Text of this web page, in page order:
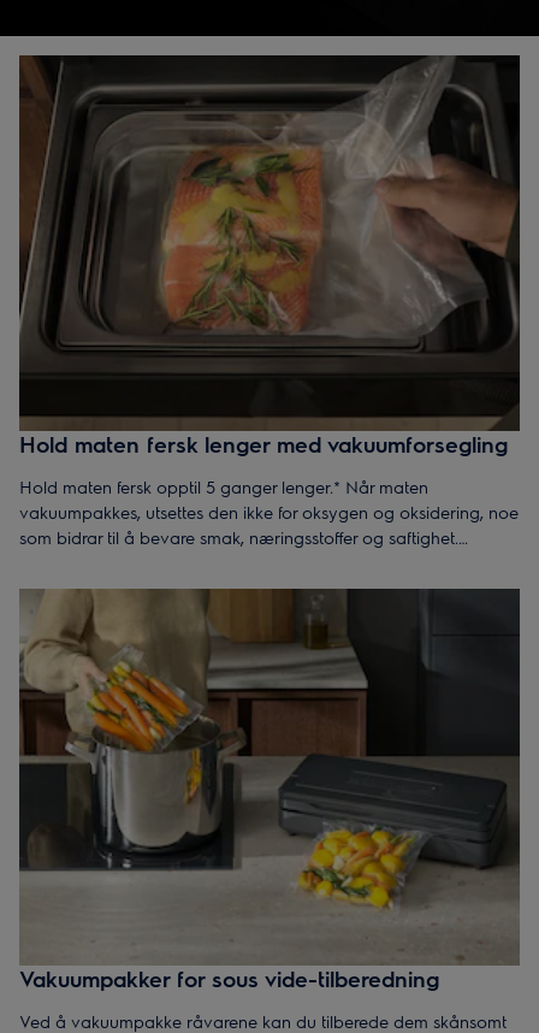
mat med frisk smak – hver gang.
Hold maten fersk lenger med vakuumforsegling
Hold maten fersk opptil 5 ganger lenger.* Når maten
vakuumpakkes, utsettes den ikke for oksygen og oksidering, noe
som bidrar til å bevare smak, næringsstoffer og saftighet.
tilberedningen. Dette gjør matlagingen enklere, mer bærekraftig
og gir smakfulle resultater.
Vakuumpakker for sous vide-tilberedning
Ved å vakuumpakke råvarene kan du tilberede dem skånsomt